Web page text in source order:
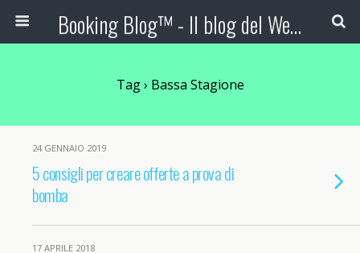
Booking Blog™ - Il blog del Web Marketing Turistico
Tag › Bassa Stagione
24 GENNAIO 2019
5 consigli per creare offerte a prova di
bomba
17 APRILE 2018